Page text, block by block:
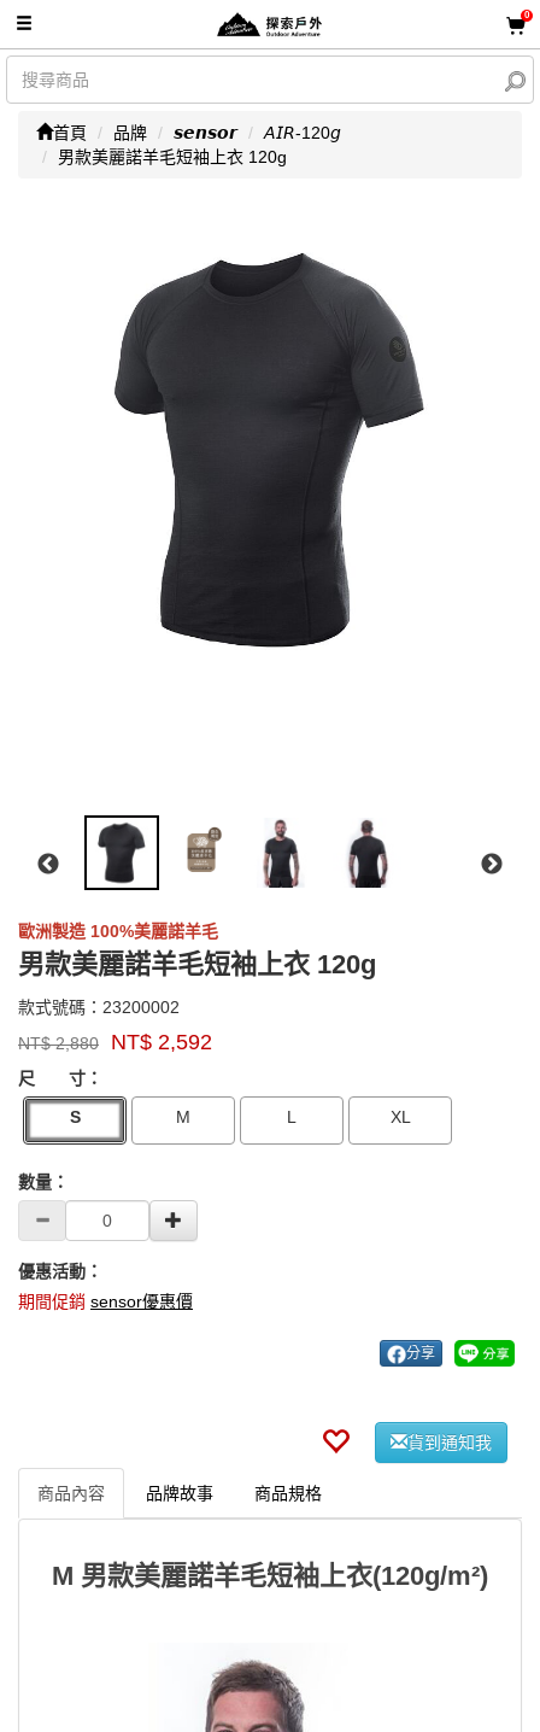
0
首頁 品牌 𝙨𝙚𝙣𝙨𝙤𝙧
𝘈𝘐𝘙-120𝘨
男款美麗諾羊毛短袖上衣 120g
歐洲製造 100%美麗諾羊毛
男款美麗諾羊毛短袖上衣 120g
款式號碼： 23200002
牌：
sensor
NT$2,880 NT$ 2,592
GOODS000000000000004088553
尺 寸：
S
M L XL
數量：
優惠活動：
期間促銷 sensor優惠價
分享
貨到通知我
商品內容 品牌故事 商品規格
M 男款美麗諾羊毛短袖上衣(120g/m²)